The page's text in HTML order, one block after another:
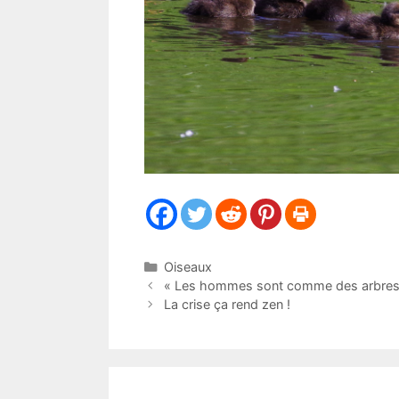
Catégories
Oiseaux
« Les hommes sont comme des
La crise ça rend zen !